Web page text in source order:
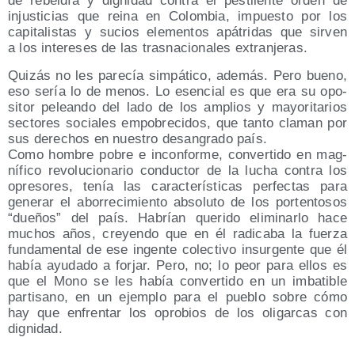
injus­ti­cias que rei­na en Colom­bia, impues­to por los
capi­ta­lis­tas y sucios ele­men­tos apá­tri­das que sir­ven
a los intere­ses de las tras­na­cio­na­les extranjeras.
Qui­zás no les pare­cía sim­pá­ti­co, ade­más. Pero bueno,
eso sería lo de menos. Lo esen­cial es que era su opo­
si­tor pelean­do del lado de los amplios y mayo­ri­ta­rios
sec­to­res socia­les empo­bre­ci­dos, que tan­to cla­man por
sus dere­chos en nues­tro desan­gra­do país.
Como hom­bre pobre e incon­for­me, con­ver­ti­do en mag­
ní­fi­co revo­lu­cio­na­rio con­duc­tor de la lucha con­tra los
opre­so­res, tenía las carac­te­rís­ti­cas per­fec­tas para
gene­rar el abo­rre­ci­mien­to abso­lu­to de los por­ten­to­sos
“due­ños” del país. Habrían que­ri­do eli­mi­nar­lo hace
muchos años, cre­yen­do que en él radi­ca­ba la fuer­za
fun­da­men­tal de ese ingen­te colec­ti­vo insur­gen­te que él
había ayu­da­do a for­jar. Pero, no; lo peor para ellos es
que el Mono se les había con­ver­ti­do en un imba­ti­ble
par­ti­sano, en un ejem­plo para el pue­blo sobre cómo
hay que enfren­tar los opro­bios de los oli­gar­cas con
dignidad.